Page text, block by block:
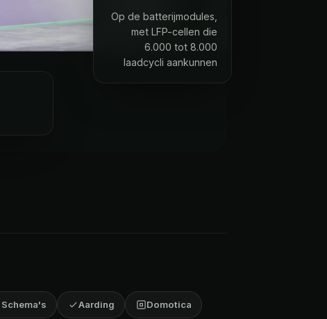
Op de batterijmodules,
met LFP-cellen die
6.000 tot 8.000
laadcycli aankunnen
Schema's Aarding Domotica